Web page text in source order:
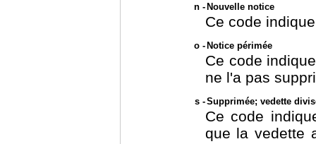
n -Nouvelle notice
Ce code
o -Notice périmée
Ce code
ne l'a pas
s -Supprimée; vedette
Ce code
que la vedette